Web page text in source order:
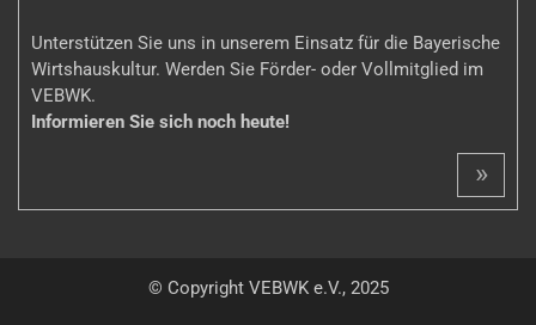
Unterstützen Sie uns in unserem Einsatz für die Bayerische
Wirtshauskultur. Werden Sie Förder- oder Vollmitglied im
VEBWK.
Informieren Sie sich noch heute!
»
© Copyright VEBWK e.V., 2025